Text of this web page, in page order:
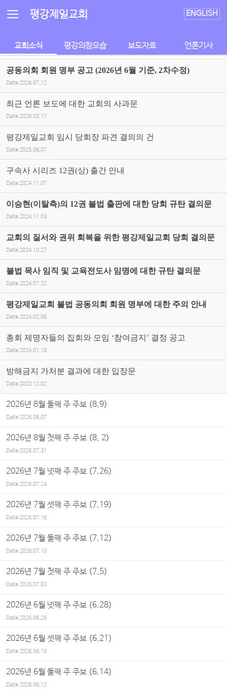
평강제일교회 ENGLISH
교회소식 평강의참모습 보도자료 언론기사
공동의회 회원 명부 공고 (2026년 6월 기준, 2차수정)
Date 2026.07.12
최근 언론 보도에 대한 교회의 사과문
Date 2026.03.17
평강제일교회 임시 당회장 파견 결의의 건
Date 2025.06.07
구속사 시리즈 12권(상) 출간 안내
Date 2024.11.07
이승현(이탈측)의 12권 불법 출판에 대한 당회 규탄 결의문
Date 2024.11.03
교회의 질서와 권위 회복을 위한 평강제일교회 당회 결의문
Date 2024.10.27
불법 목사 임직 및 교육전도사 임명에 대한 규탄 결의문
Date 2024.07.22
평강제일교회 불법 공동의회 회원 명부에 대한 주의 안내
Date 2024.02.06
총회 제명자들의 집회와 모임 ‘참여금지’ 결정 공고
Date 2024.01.10
방해금지 가처분 결과에 대한 입장문
Date 2023.12.02
2026년 8월 둘째 주 주보 (8.9)
Date2026.08.07
2026년 8월 첫째 주 주보 (8. 2)
Date2026.07.31
2026년 7월 넷째 주 주보 (7.26)
Date2026.07.24
2026년 7월 셋째 주 주보 (7.19)
Date2026.07.16
2026년 7월 둘째 주 주보 (7.12)
Date2026.07.10
2026년 7월 첫째 주 주보 (7.5)
Date2026.07.03
2026년 6월 넷째 주 주보 (6.28)
Date2026.06.26
2026년 6월 셋째 주 주보 (6.21)
Date2026.06.19
2026년 6월 둘째 주 주보 (6.14)
Date2026.06.12